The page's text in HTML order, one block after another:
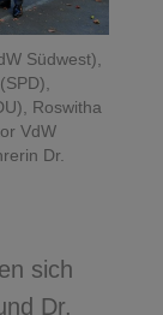
Südwest),
Roswitha
VdW
Dr.
sich
Dr.